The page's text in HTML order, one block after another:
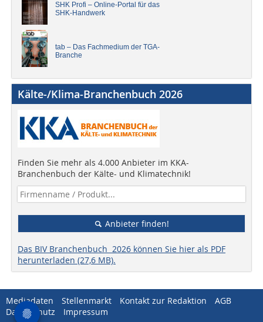
SHK Profi – Online-Portal für das
SHK-Handwerk
tab – Das Fachmedium der TGA-
Branche
Kälte-/Klima-Branchenbuch 2026
Finden Sie mehr als 4.000 Anbieter im KKA-
Branchenbuch der Kälte- und Klimatechnik!
Anbieter finden!
Das BIV Branchenbuch 2026 können Sie hier als PDF
herunterladen (27,6 MB).
Mediadaten Stellenmarkt Kontakt zur Redaktion
AGB
Datenschutz
Impressum